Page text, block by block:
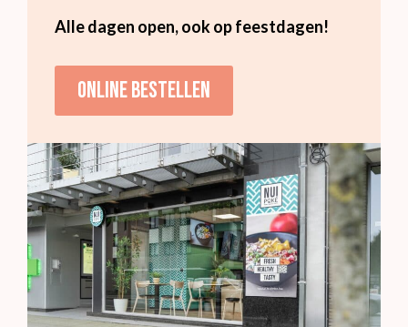
Alle dagen open, ook op feestdagen!
Online bestellen